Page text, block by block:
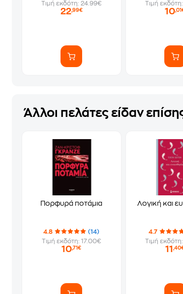
Τιμή εκδότη: 24.99€
22,99€
Τιμή
10
Άλλοι πελάτες είδαν
Πορφυρά ποτάμια
4.8
(14)
Τιμή εκδότη: 17.00€
10,71€
Λογική και
4.7
Τιμή
11